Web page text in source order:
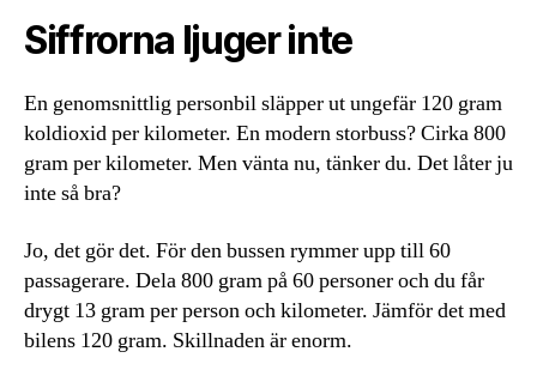
Siffrorna ljuger inte
En genomsnittlig personbil släpper ut ungefär 120 gram
koldioxid per kilometer. En modern storbuss? Cirka 800
gram per kilometer. Men vänta nu, tänker du. Det låter ju
inte så bra?
Jo, det gör det. För den bussen rymmer upp till 60
passagerare. Dela 800 gram på 60 personer och du får
drygt 13 gram per person och kilometer. Jämför det med
bilens 120 gram. Skillnaden är enorm.